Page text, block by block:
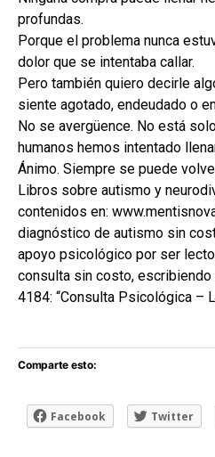
profundas.
Porque el problema nunca
dolor que se intentaba callar.
Pero también quiero decirle
siente agotado, endeudado o
No se avergüence. No está
humanos hemos intentado
Ánimo. Siempre se puede
Libros sobre autismo y
contenidos en:
diagnóstico de autismo sin
apoyo psicológico por ser
consulta sin costo,
4184: “Consulta Psicológica –
Comparte esto:
Facebook Twitter